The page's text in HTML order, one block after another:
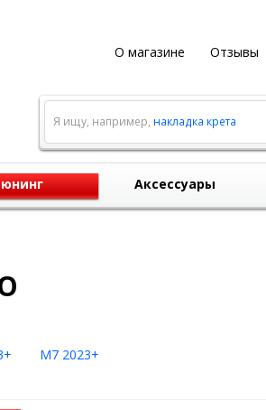
О магазине Отзывы
Я ищу, например, накладка крета
Аксессуары
M7 2023+